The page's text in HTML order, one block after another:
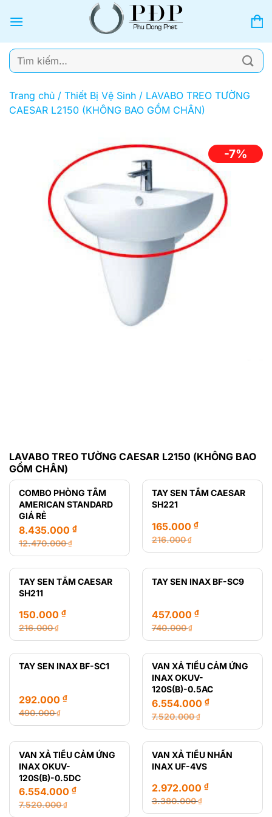
qua
dung
Tìm
kiếm:
Trang chủ / Thiết Bị Vệ Sinh / LAVABO TREO TƯỜNG
CAESAR L2150 (KHÔNG BAO GỒM CHÂN)
-7%
LAVABO TREO TƯỜNG CAESAR L2150 (KHÔNG BAO
GỒM CHÂN)
COMBO PHÒNG TẮM
AMERICAN STANDARD
GIÁ RẺ
12.470.000₫
Giá
gốc
là:
12.470.000 ₫.
8.435.000 ₫
Giá
hiện
tại
là:
TAY SEN TẮM CAESAR
SH221
216.000₫
Giá
216.000 ₫.
165.000 ₫
Giá
là:
TAY SEN TẮM CAESAR
SH211
216.000₫
Giá
gốc
là:
150.000 ₫
Giá
hiện
tại
TAY SEN INAX BF-SC9
740.000₫
Giá
gốc
là:
740.000 ₫.
457.000 ₫
Giá
hiện
tại
là:
457.000 ₫.
TAY SEN INAX BF-SC1
490.000₫
Giá
490.000 ₫.
292.000 ₫
Giá
là:
292.000 ₫.
VAN XẢ TIỂU CẢM ỨNG
INAX OKUV-
120S(B)-0.5AC
7.520.000₫
Giá
gốc
là:
7.520.000 ₫.
6.554.000 ₫
Giá
hiện
tại
là:
VAN XẢ TIỂU CẢM ỨNG
INAX OKUV-
120S(B)-0.5DC
7.520.000₫
6.554.000 ₫
VAN XẢ TIỂU NHẤN
INAX UF-4VS
3.380.000₫
Giá
2.972.000 ₫
Giá